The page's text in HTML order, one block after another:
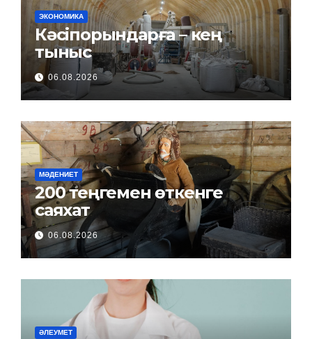
ЭКОНОМИКА
Кәсіпорындарға – кең
тыныс
06.08.2026
МӘДЕНИЕТ
200 теңгемен өткенге
саяхат
06.08.2026
ӘЛЕУМЕТ